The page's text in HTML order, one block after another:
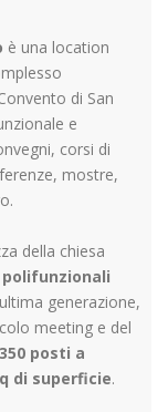
è una location
di San
e
corsi di
mostre,
della chiesa
polifunzionali
generazione,
meeting e del
350 posti a
di superficie.